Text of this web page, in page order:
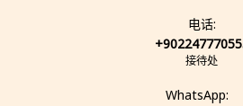
电话:
接待处
WhatsApp: